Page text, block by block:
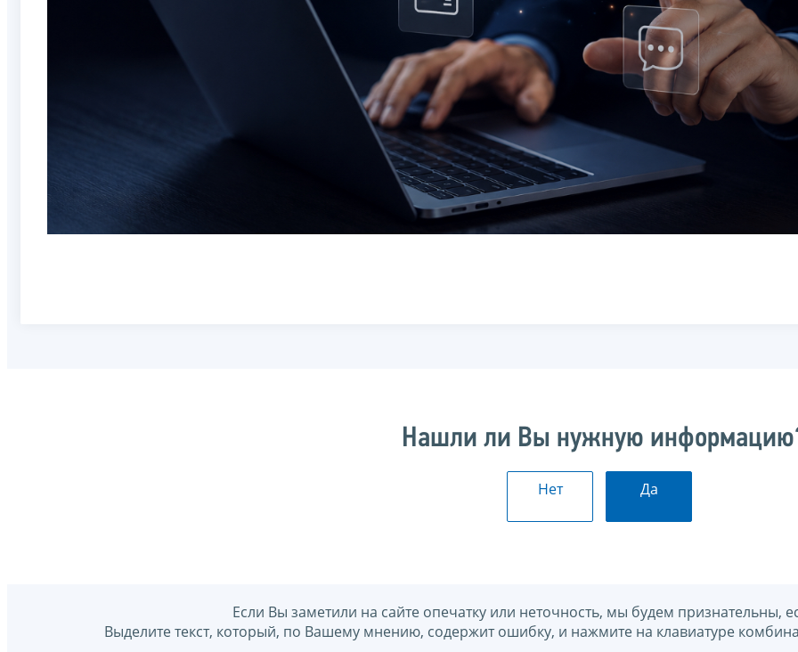
Нашли ли Вы нужную
Нет Да
Если Вы заметили на сайте опечатку или неточность, мы будем признательны,
Выделите текст, который, по Вашему мнению, содержит ошибку, и нажмите на клавиатуре